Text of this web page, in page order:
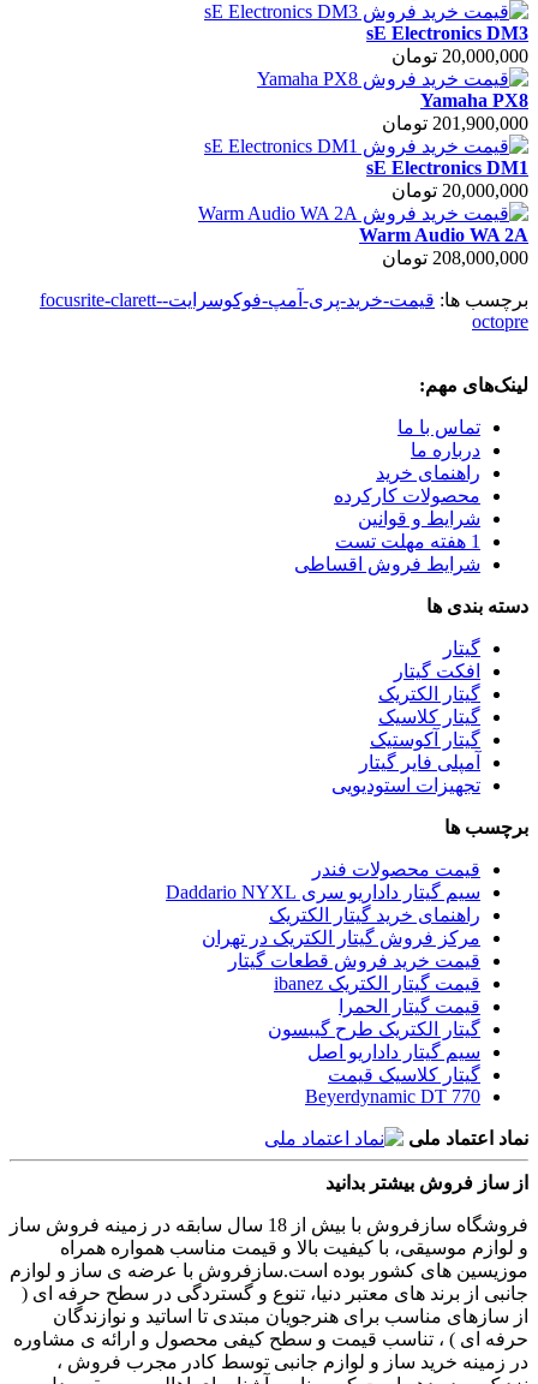
sE Electronics DM3
20,000,000 تومان
Yamaha PX8
201,900,000 تومان
sE Electronics DM1
20,000,000 تومان
Warm Audio WA 2A
208,000,000 تومان
برچسب ها:
قیمت-خرید-پری-آمپ-فوکوسرایت-focusrite-clarett-
octopre
لینک‌های مهم:
تماس با ما
درباره ما
راهنمای خرید
محصولات کارکرده
شرایط و قوانین
1 هفته مهلت تست
شرایط فروش اقساطی
دسته بندی ها
گیتار
افکت گیتار
گیتار الکتریک
گیتار کلاسیک
گیتار آکوستیک
آمپلی فایر گیتار
تجهیزات استودیویی
برچسب ها
قیمت محصولات فندر
سیم گیتار داداریو سری Daddario NYXL
راهنمای خرید گیتار الکتریک
مرکز فروش گیتار الکتریک در تهران
قیمت خرید فروش قطعات گیتار
قیمت گیتار الکتریک ibanez
قیمت گیتار الحمرا
گیتار الکتریک طرح گیبسون
سیم گیتار داداریو اصل
گیتار کلاسیک قیمت
Beyerdynamic DT 770
نماد اعتماد ملی
از ساز فروش بیشتر بدانید
فروشگاه سازفروش با بیش از 18 سال سابقه در زمینه فروش ساز
و لوازم موسیقی، با کیفیت بالا و قیمت مناسب همواره همراه
موزیسین های کشور بوده است.سازفروش با عرضه ی ساز و لوازم
جانبی از برند های معتبر دنیا، تنوع و گستردگی در سطح حرفه ای (
از سازهای مناسب برای هنرجویان مبتدی تا اساتید و نوازندگان
حرفه ای ) ، تناسب قیمت و سطح کیفی محصول و ارائه ی مشاوره
در زمینه خرید ساز و لوازم جانبی توسط کادر مجرب فروش ،